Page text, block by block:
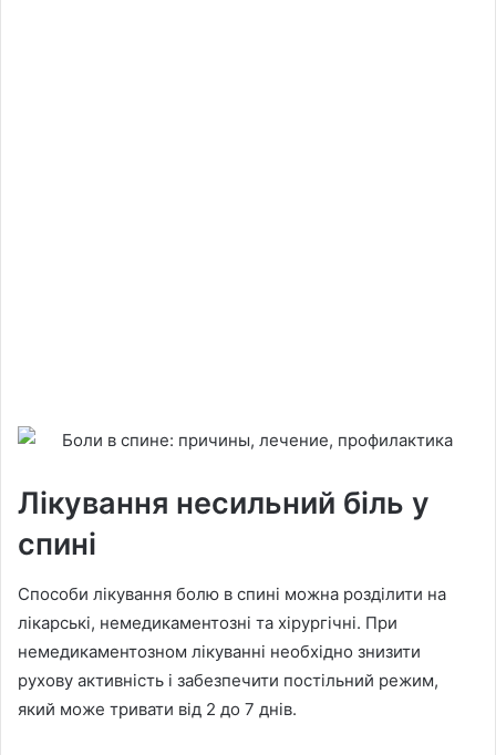
Лікування несильний біль у
спині
Способи лікування болю в спині можна розділити на
лікарські, немедикаментозні та хірургічні. При
немедикаментозном лікуванні необхідно знизити
рухову активність і забезпечити постільний режим,
який може тривати від 2 до 7 днів.